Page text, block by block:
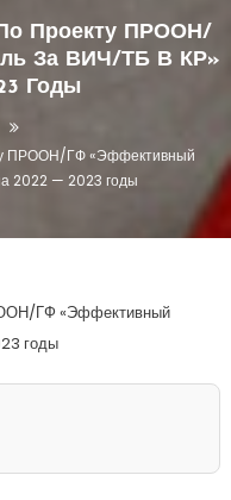
КР
Проекту ПРООН/
За ВИЧ/ТБ В КР»
Годы
ПРООН/ГФ «Эффективный
2022 — 2023 годы
ГФ «Эффективный
годы